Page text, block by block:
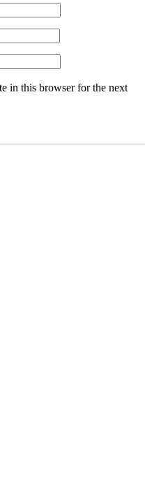
in this browser for the next